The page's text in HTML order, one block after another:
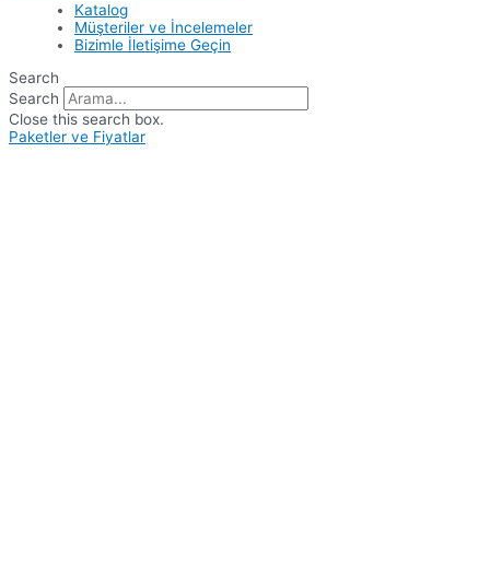
Katalog
Müşteriler ve İncelemeler
Bizimle İletişime Geçin
Search
Search
Close this search box.
Paketler ve Fiyatlar